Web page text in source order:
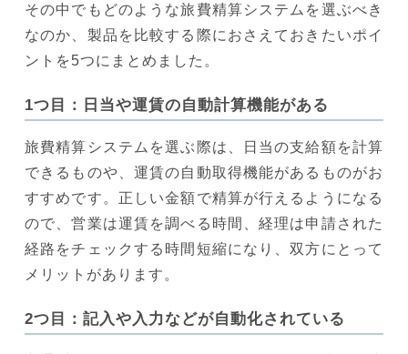
その中でもどのような旅費精算システムを選ぶべき
なのか、製品を比較する際におさえておきたいポイ
ントを5つにまとめました。
1つ目：日当や運賃の自動計算機能がある
旅費精算システムを選ぶ際は、日当の支給額を計算
できるものや、運賃の自動取得機能があるものがお
すすめです。正しい金額で精算が行えるようになる
ので、営業は運賃を調べる時間、経理は申請された
経路をチェックする時間短縮になり、双方にとって
メリットがあります。
2つ目：記入や入力などが自動化されている